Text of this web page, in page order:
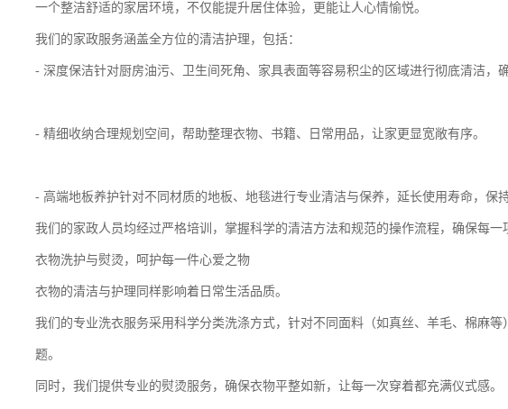
一个整洁舒适的家居环境，不仅能提升居住体验，更能让人心情愉悦。
我们的家政服务涵盖全方位的清洁护理，包括：
- 深度保洁针对厨房油污、卫生间死角、家具表面等容易积尘的区域进行彻底清洁，
- 精细收纳合理规划空间，帮助整理衣物、书籍、日常用品，让家更显宽敞有序。
- 高端地板养护针对不同材质的地板、地毯进行专业清洁与保养，延长使用寿命，保
我们的家政人员均经过严格培训，掌握科学的清洁方法和规范的操作流程，确保每一
衣物洗护与熨烫，呵护每一件心爱之物
衣物的清洁与护理同样影响着日常生活品质。
我们的专业洗衣服务采用科学分类洗涤方式，针对不同面料（如真丝、羊毛、棉麻
题。
同时，我们提供专业的熨烫服务，确保衣物平整如新，让每一次穿着都充满仪式感。